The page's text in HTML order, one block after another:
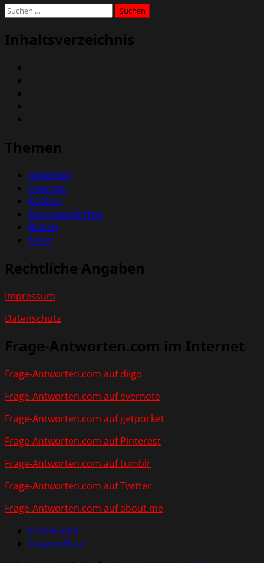
Suchen
Inhaltsverzeichnis
Themen
Allgemein
Finanzen
Kochen
Kunstgeschichte
Reisen
Sport
Rechtliche Angaben
Impressum
Datenschutz
Frage-Antworten.com im Internet
Frage-Antworten.com auf diigo
Frage-Antworten.com auf evernote
Frage-Antworten.com auf getpocket
Frage-Antworten.com auf Pinterest
Frage-Antworten.com auf tumblr
Frage-Antworten.com auf Twitter
Frage-Antworten.com auf about.me
Impressum
Datenschutz